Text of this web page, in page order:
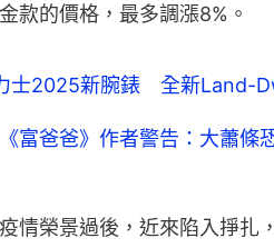
款的價格，最多調漲8%。
士2025新腕錶 全新Land-
富爸爸》作者警告：大蕭
情榮景過後，近來陷入掙扎